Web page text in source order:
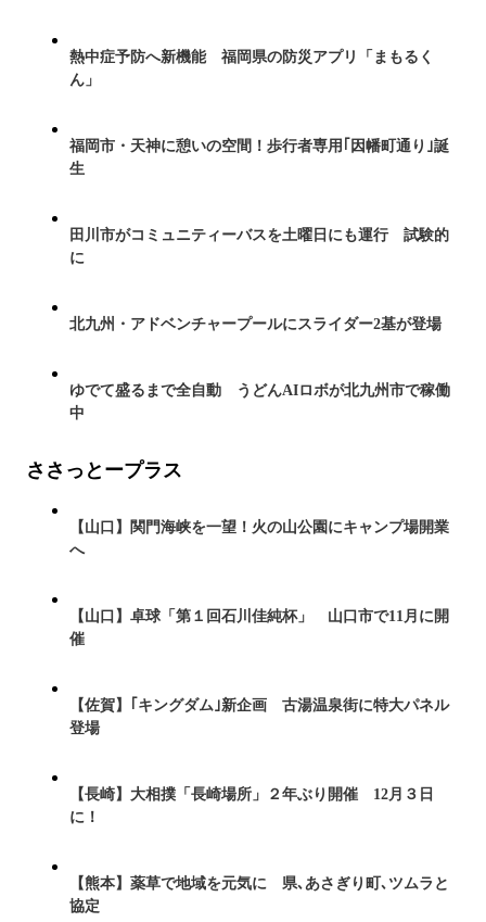
熱中症予防へ新機能 福岡県の防災アプリ「まもるく
ん」
福岡市・天神に憩いの空間！歩行者専用｢因幡町通り｣誕
生
田川市がコミュニティーバスを土曜日にも運行 試験的
に
北九州・アドベンチャープールにスライダー2基が登場
ゆでて盛るまで全自動 うどんAIロボが北九州市で稼働
中
ささっとープラス
【山口】関門海峡を一望！火の山公園にキャンプ場開業
へ
【山口】卓球「第１回石川佳純杯」 山口市で11月に開
催
【佐賀】｢キングダム｣新企画 古湯温泉街に特大パネル
登場
【長崎】大相撲「長崎場所」２年ぶり開催 12月３日
に！
【熊本】薬草で地域を元気に 県､あさぎり町､ツムラと
協定